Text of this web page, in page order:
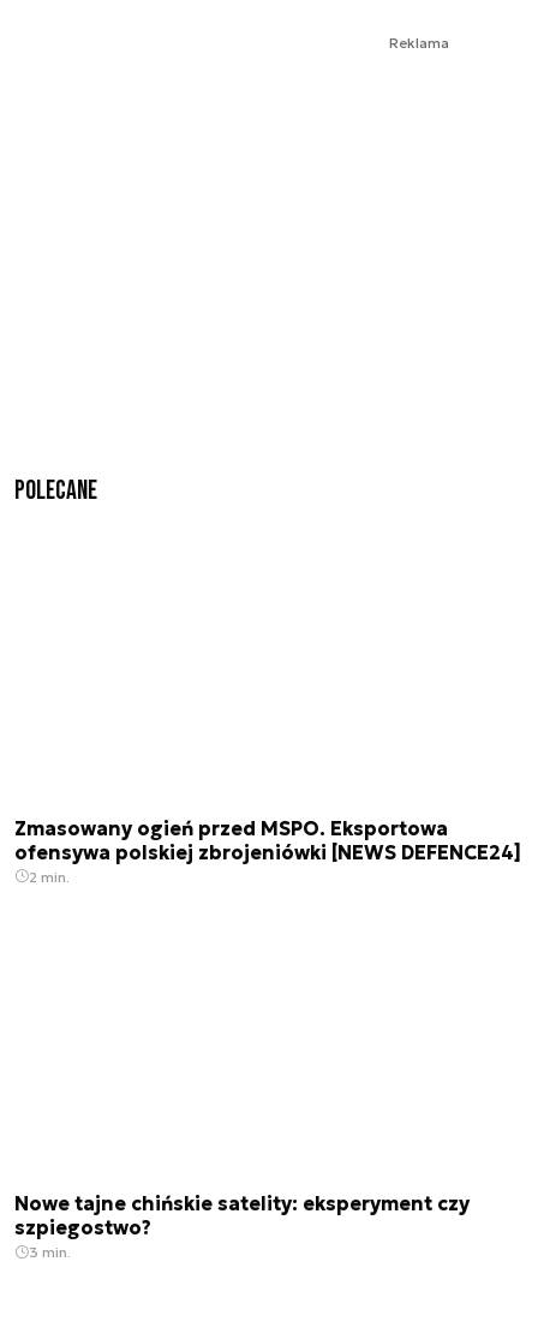
Reklama
Polecane
Zmasowany ogień przed MSPO. Eksportowa
ofensywa polskiej zbrojeniówki [NEWS DEFENCE24]
2 min.
Nowe tajne chińskie satelity: eksperyment czy
szpiegostwo?
3 min.